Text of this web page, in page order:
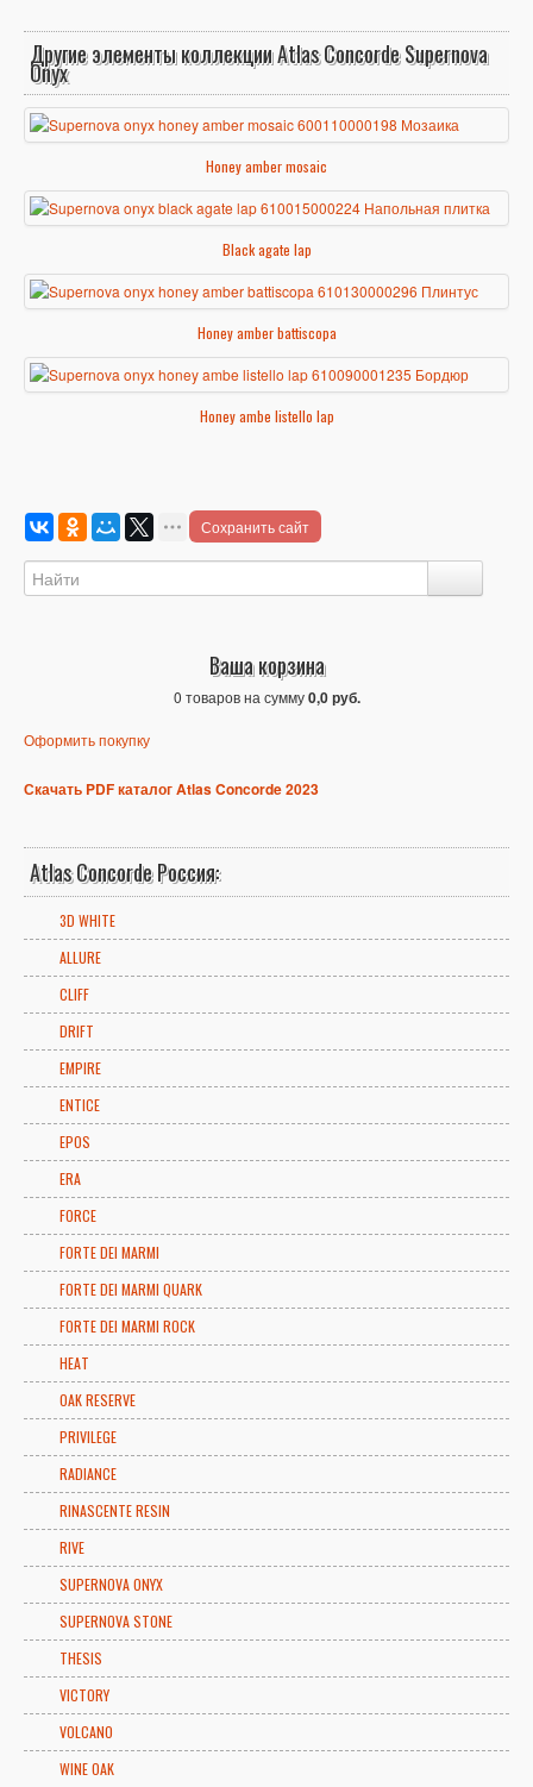
Другие элементы коллекции Atlas Concorde Supernova
Onyx
Honey amber mosaic
Black agate lap
Honey amber battiscopa
Honey ambe listello lap
Сохранить сайт
Ваша корзина
0 товаров на сумму0,0 руб.
Оформить покупку
Скачать PDF каталог Atlas Concorde 2023
Atlas Concorde Россия:
3D WHITE
ALLURE
CLIFF
DRIFT
EMPIRE
ENTICE
EPOS
ERA
FORCE
FORTE DEI MARMI
FORTE DEI MARMI QUARK
FORTE DEI MARMI ROCK
HEAT
OAK RESERVE
PRIVILEGE
RADIANCE
RINASCENTE RESIN
RIVE
SUPERNOVA ONYX
SUPERNOVA STONE
THESIS
VICTORY
VOLCANO
WINE OAK